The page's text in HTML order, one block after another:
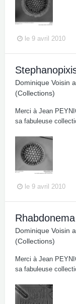
le 9 avril 2010
Dominique Voisin
(Collections)
Merci à Jean
sa fabuleuse
le 9 avril 2010
Dominique Voisin
(Collections)
Merci à Jean
sa fabuleuse